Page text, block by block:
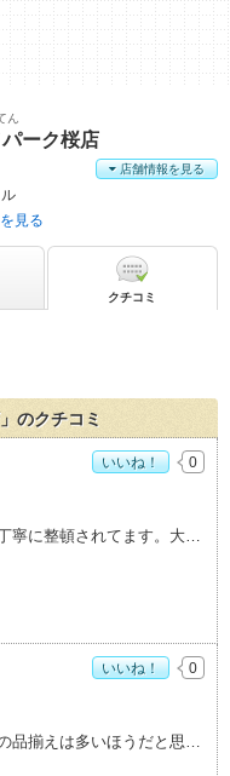
ん
ーク桜店
見る
店舗情報を見る
クチコミ
のクチコミ
店>」おすすめ度： 5 どちらかというと小さめの店舗ですが、丁寧に整頓されてます。大学近くなので、勉強系
いいね！ 0
ーク桜店>」おすすめ 大きくもなく小さくもない店舗です。本の品揃えは多いほうだと思います。割と広めな駐
いいね！ 0